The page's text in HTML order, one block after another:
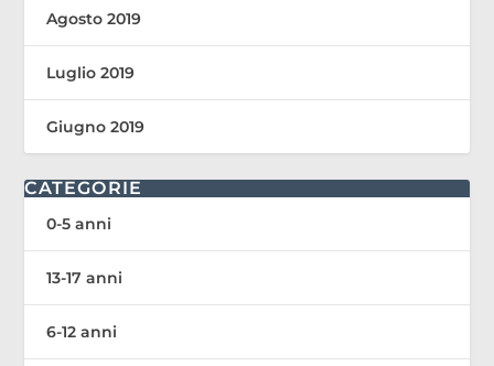
Agosto 2019
Luglio 2019
Giugno 2019
CATEGORIE
0-5 anni
13-17 anni
6-12 anni